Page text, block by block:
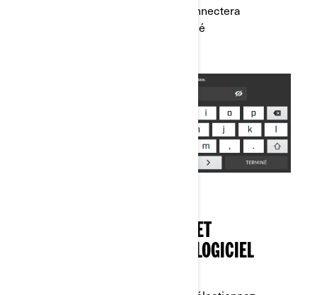
*L'écran tactile de 10,25'' se connectera
uniquement à un réseau sécurisé
ÉTAPE 2 : TÉLÉCHARGER ET
INSTALLER LE NOUVEAU LOGICIEL